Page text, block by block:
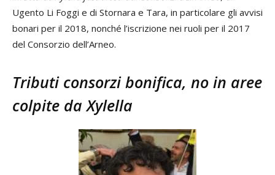
Ugento Li Foggi e di Stornara e Tara, in particolare gli avvisi
bonari per il 2018, nonché l’iscrizione nei ruoli per il 2017
del Consorzio dell’Arneo.
Tributi consorzi bonifica, no in aree
colpite da Xylella